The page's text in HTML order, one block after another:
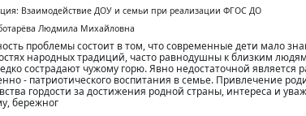
Взаимодействие ДОУ и семьи при реализации ФГОС ДО
Людмила Михайловна
проблемы состоит в том, что современные дети мало
народных традиций, часто равнодушны к близким
сострадают чужому горю. Явно недостаточной является
- патриотического воспитания в семье. Привлечение
гордости за достижения родной страны, интереса и
бережног